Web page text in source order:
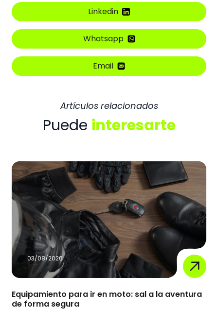
Linkedin
Whatsapp
Email
Artículos relacionados
Puede interesarte
03/08/2026
Equipamiento para ir en moto: sal a la aventura
de forma segura